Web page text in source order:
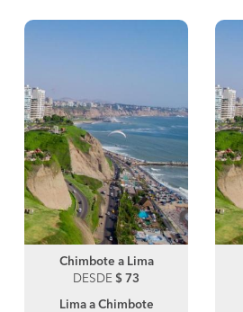
Chimbote a Lima
DESDE $ 73
Lima a Chimbote